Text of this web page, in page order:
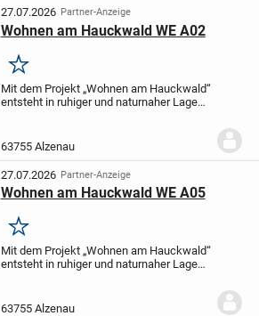
27.07.2026 Partner-Anzeige
Wohnen am Hauckwald WE A02
Merken
Mit dem Projekt „Wohnen am Hauckwald“
entsteht in ruhiger und naturnaher Lage
Wohngebäude für Menschen, die Wert
auf...
63755 Alzenau
27.07.2026 Partner-Anzeige
Wohnen am Hauckwald WE A05
Merken
Mit dem Projekt „Wohnen am Hauckwald“
entsteht in ruhiger und naturnaher Lage
Wohngebäude für Menschen, die Wert
63755 Alzenau